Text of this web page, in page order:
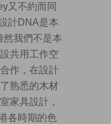
又不約而同
計DNA是本
然我們不是本
共用工作空
作，在設計
熟悉的木材
家具設計，
各時期的色